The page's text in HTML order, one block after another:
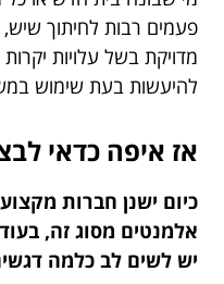
פעמים רבות לחיתוך
מדויקת בשל עלויות
להיעשות בעת שימוש
אז איפה כדאי
כיום ישנן חברות
אלמנטים מסוג זה,
יש לשים לב כלמה